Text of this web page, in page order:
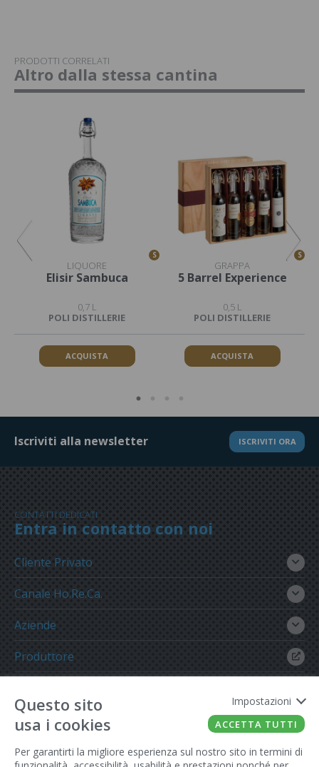
PRODOTTI CORRELATI
Altro dalla stessa cantina
S
LIQUORE
Elisir Sambuca
0,7 L
POLI DISTILLERIE
ACQUISTA
S
GRAPPA
5 Barrel Experience
0,5 L
POLI DISTILLERIE
ACQUISTA
Iscriviti alla newsletter ISCRIVITI ORA
CONTATTI DEDICATI
Entra in contatto con noi
Cliente Privato
Canale Ho.Re.Ca.
Aziende
Produttore
Questo sito
usa i cookies
Per garantirti la migliore esperienza sul nostro sito in termini di
Impostazioni
ACCETTA TUTTI